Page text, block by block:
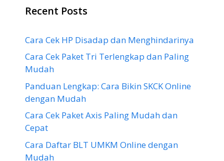
Recent Posts
Cara Cek HP Disadap dan Menghindarinya
Cara Cek Paket Tri Terlengkap dan Paling
Mudah
Panduan Lengkap: Cara Bikin SKCK Online
dengan Mudah
Cara Cek Paket Axis Paling Mudah dan
Cepat
Cara Daftar BLT UMKM Online dengan
Mudah